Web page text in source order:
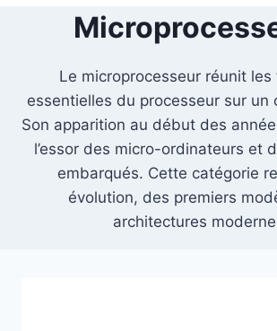
Le microprocesseur réunit les
essentielles du processeur sur un
Son apparition au début des
l’essor des micro-ordinateurs et
embarqués. Cette catégorie
évolution, des premiers
architectures